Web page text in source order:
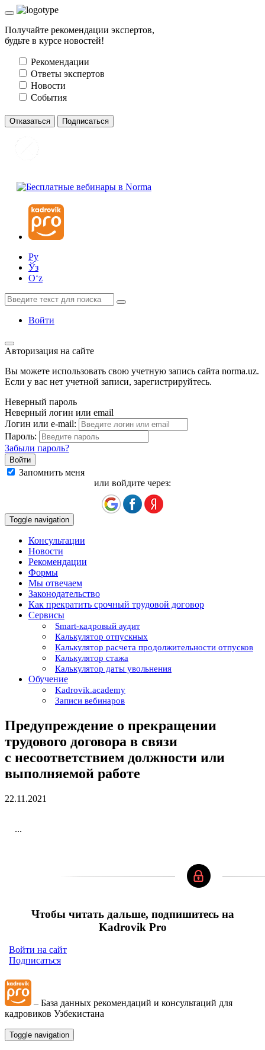
Получайте рекомендации экспертов,
будьте в курсе новостей!
Рекомендации
Ответы экспертов
Новости
События
Отказаться Подписаться
Ру
Ўз
Oʻz
Войти
Авторизация на сайте
Вы можете использовать свою учетную запись сайта norma.uz.
Если у вас нет учетной записи, зарегистрируйтесь.
Неверный пароль
Неверный логин или email
Логин или e-mail:
Пароль:
Забыли пароль?
Запомнить меня
или войдите через:
Toggle navigation
Консультации
Новости
Рекомендации
Формы
Мы отвечаем
Законодательство
Как прекратить срочный трудовой договор
Сервисы
Smart-кадровый аудит
Калькулятор отпускных
Калькулятор расчета продолжительности отпусков
Калькулятор стажа
Калькулятор даты увольнения
Обучение
Kadrovik.academy
Записи вебинаров
Предупреждение о прекращении
трудового договора в связи
с несоответствием должности или
выполняемой работе
22.11.2021
...
Чтобы читать дальше, подпишитесь на
Kadrovik Pro
Войти на сайт
Подписаться
– База данных рекомендаций и консультаций для
кадровиков Узбекистана
Toggle navigation